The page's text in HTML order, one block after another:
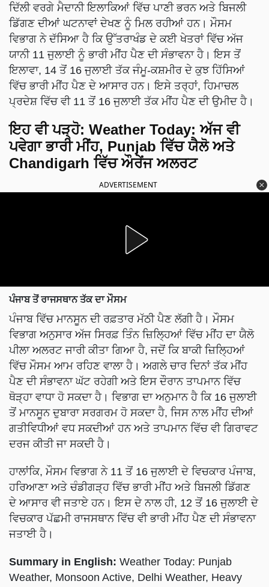
ਦਿੱਲੀ ਵਰਗੇ ਮੈਦਾਨੀ ਇਲਾਕਿਆਂ ਵਿੱਚ ਪਾਣੀ ਭਰਨ ਅਤੇ ਬਿਜਲੀ
ਡਿੱਗਣ ਦੀਆਂ ਘਟਨਾਵਾਂ ਦੇਖਣ ਨੂੰ ਮਿਲ ਰਹੀਆਂ ਹਨ। ਮੌਸਮ
ਵਿਭਾਗ ਨੇ ਦੱਸਿਆ ਹੈ ਕਿ ਉੱਤਰਾਖੰਡ ਦੇ ਕਈ ਖੇਤਰਾਂ ਵਿੱਚ ਅੱਜ
ਯਾਨੀ 11 ਜੁਲਾਈ ਨੂੰ ਭਾਰੀ ਮੀਂਹ ਪੈਣ ਦੀ ਸੰਭਾਵਨਾ ਹੈ। ਇਸ ਤੋਂ
ਇਲਾਵਾ, 14 ਤੋਂ 16 ਜੁਲਾਈ ਤੱਕ ਜੰਮੂ-ਕਸ਼ਮੀਰ ਦੇ ਕੁਝ ਹਿੱਸਿਆਂ
ਵਿੱਚ ਭਾਰੀ ਮੀਂਹ ਪੈਣ ਦੇ ਆਸਾਰ ਹਨ। ਇਸੇ ਤਰ੍ਹਾਂ, ਹਿਮਾਚਲ
ਪ੍ਰਦੇਸ਼ ਵਿੱਚ ਵੀ 11 ਤੋਂ 16 ਜੁਲਾਈ ਤੱਕ ਮੀਂਹ ਪੈਣ ਦੀ ਉਮੀਦ ਹੈ।
ਇਹ ਵੀ ਪੜ੍ਹੋ: Weather Today: ਅੱਜ ਵੀ
ਪਵੇਗਾ ਭਾਰੀ ਮੀਂਹ, Punjab ਵਿੱਚ ਯੈਲੋ ਅਤੇ
Chandigarh ਵਿੱਚ ਔਰੇਂਜ ਅਲਰਟ
ADVERTISEMENT
ਪੰਜਾਬ ਤੋਂ ਰਾਜਸਥਾਨ ਤੱਕ ਦਾ ਮੌਸਮ
ਪੰਜਾਬ ਵਿੱਚ ਮਾਨਸੂਨ ਦੀ ਰਫ਼ਤਾਰ ਮੱਠੀ ਪੈਣ ਲੱਗੀ ਹੈ। ਮੌਸਮ
ਵਿਭਾਗ ਅਨੁਸਾਰ ਅੱਜ ਸਿਰਫ਼ ਤਿੰਨ ਜ਼ਿਲ੍ਹਿਆਂ ਵਿੱਚ ਮੀਂਹ ਦਾ ਯੈਲੋ
ਪੀਲਾ ਅਲਰਟ ਜਾਰੀ ਕੀਤਾ ਗਿਆ ਹੈ, ਜਦੋਂ ਕਿ ਬਾਕੀ ਜ਼ਿਲ੍ਹਿਆਂ
ਵਿੱਚ ਮੌਸਮ ਆਮ ਰਹਿਣ ਵਾਲਾ ਹੈ। ਅਗਲੇ ਚਾਰ ਦਿਨਾਂ ਤੱਕ ਮੀਂਹ
ਪੈਣ ਦੀ ਸੰਭਾਵਨਾ ਘੱਟ ਰਹੇਗੀ ਅਤੇ ਇਸ ਦੌਰਾਨ ਤਾਪਮਾਨ ਵਿੱਚ
ਥੋੜ੍ਹਾ ਵਾਧਾ ਹੋ ਸਕਦਾ ਹੈ। ਵਿਭਾਗ ਦਾ ਅਨੁਮਾਨ ਹੈ ਕਿ 16 ਜੁਲਾਈ
ਤੋਂ ਮਾਨਸੂਨ ਦੁਬਾਰਾ ਸਰਗਰਮ ਹੋ ਸਕਦਾ ਹੈ, ਜਿਸ ਨਾਲ ਮੀਂਹ ਦੀਆਂ
ਗਤੀਵਿਧੀਆਂ ਵਧ ਸਕਦੀਆਂ ਹਨ ਅਤੇ ਤਾਪਮਾਨ ਵਿੱਚ ਵੀ ਗਿਰਾਵਟ
ਦਰਜ ਕੀਤੀ ਜਾ ਸਕਦੀ ਹੈ।
ਹਾਲਾਂਕਿ, ਮੌਸਮ ਵਿਭਾਗ ਨੇ 11 ਤੋਂ 16 ਜੁਲਾਈ ਦੇ ਵਿਚਕਾਰ ਪੰਜਾਬ,
ਹਰਿਆਣਾ ਅਤੇ ਚੰਡੀਗੜ੍ਹ ਵਿੱਚ ਭਾਰੀ ਮੀਂਹ ਅਤੇ ਬਿਜਲੀ ਡਿੱਗਣ
ਦੇ ਆਸਾਰ ਵੀ ਜਤਾਏ ਹਨ। ਇਸ ਦੇ ਨਾਲ ਹੀ, 12 ਤੋਂ 16 ਜੁਲਾਈ ਦੇ
ਵਿਚਕਾਰ ਪੱਛਮੀ ਰਾਜਸਥਾਨ ਵਿੱਚ ਵੀ ਭਾਰੀ ਮੀਂਹ ਪੈਣ ਦੀ ਸੰਭਾਵਨਾ
ਜਤਾਈ ਹੈ।
Summary in English: Weather Today: Punjab
Weather, Monsoon Active, Delhi Weather, Heavy